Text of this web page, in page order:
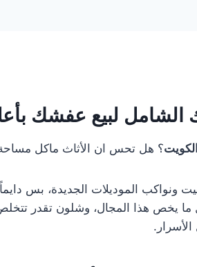
الشامل لبيع عفشك
؟ هل تحس ان الأثاث ماكل مساحة
ونواكب الموديلات الجديدة، بس
يخص هذا المجال، وشلون تقدر